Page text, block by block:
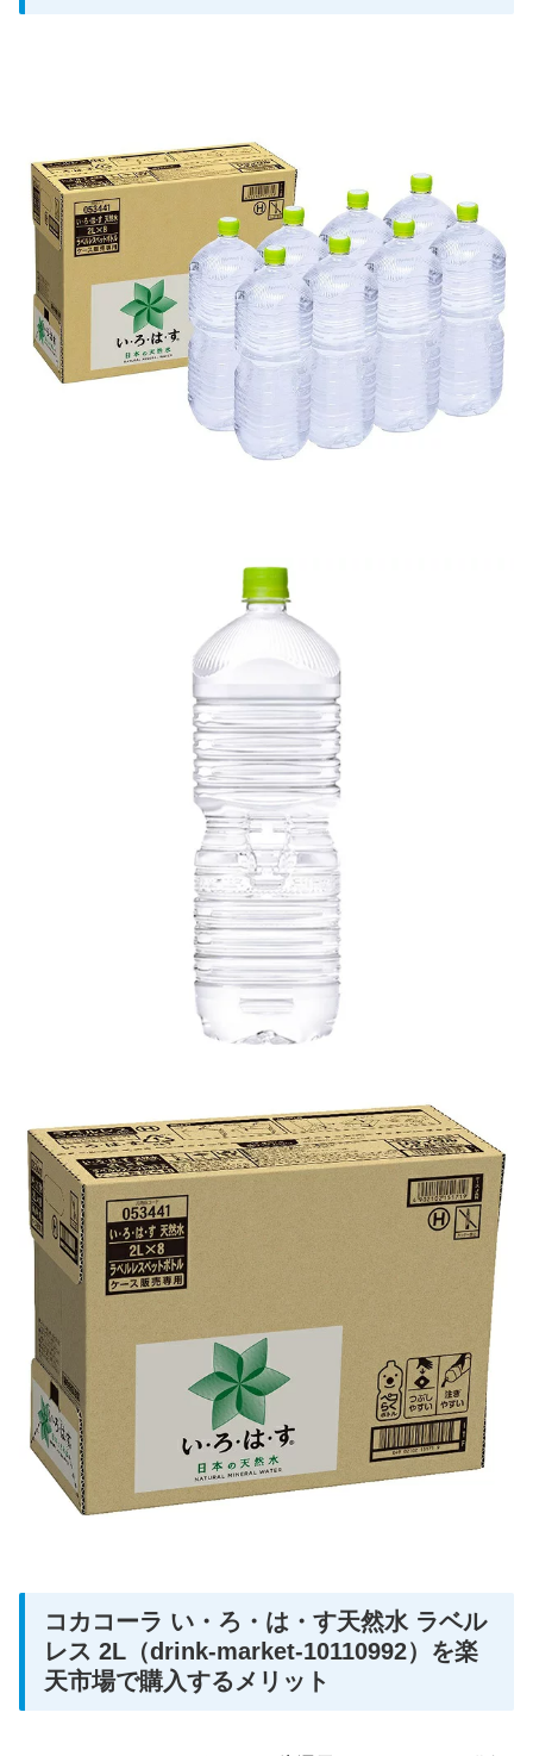
コカコーラ い・ろ・は・す天然水 ラベル
レス 2L（drink-market-10110992）を楽
天市場で購入するメリット